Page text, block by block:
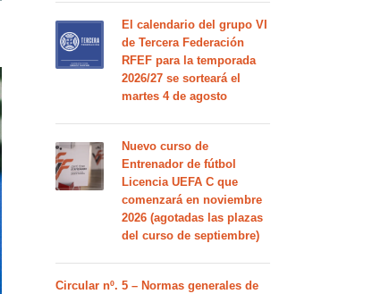
El calendario del grupo VI
de Tercera Federación
RFEF para la temporada
2026/27 se sorteará el
martes 4 de agosto
Nuevo curso de
Entrenador de fútbol
Licencia UEFA C que
comenzará en noviembre
2026 (agotadas las plazas
del curso de septiembre)
Circular nº. 5 – Normas generales de